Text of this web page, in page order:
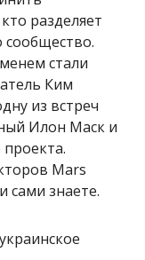
разделяет
стали
Ким
из встреч
Илон Маск и
Mars
сами знаете.